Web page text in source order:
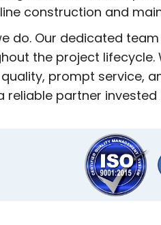
construction and
do. Our dedicated
the project lifecycle.
prompt service,
reliable partner